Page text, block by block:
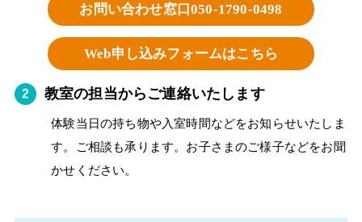
お問い合わせ窓口050-1790-0498
Web申し込みフォームはこちら
教室の担当からご連絡いたします
体験当日の持ち物や入室時間などをお知らせいたしま
す。ご相談も承ります。お子さまのご様子などをお聞
かせください。